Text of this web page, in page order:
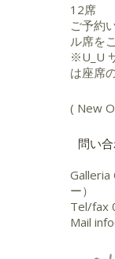
12席
ご予約
ル席を
※U_U
は座席
( New
問い
Galleria
ー）
Tel/fax
Mail